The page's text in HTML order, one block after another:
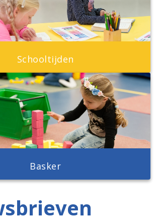
Schooltijden
Basker